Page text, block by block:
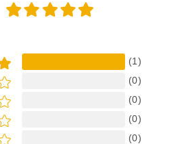
(1)
(0)
(0)
(0)
(0)